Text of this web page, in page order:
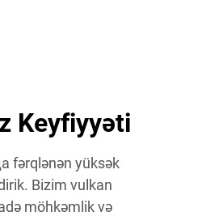
Keyfiyyəti
fərqlənən yüksək
Bizim vulkan
möhkəmlik və